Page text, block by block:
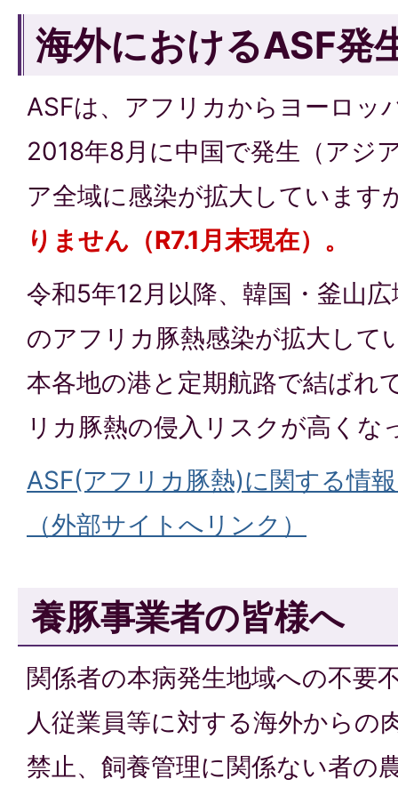
海外におけるASF発
ASFは、アフリカからヨーロッ
2018年8月に中国で発生（アジ
ア全域に感染が拡大しています
りません（R7.1月末現在）。
令和5年12月以降、韓国・釜山
のアフリカ豚熱感染が拡大して
本各地の港と定期航路で結ばれ
リカ豚熱の侵入リスクが高くな
ASF(アフリカ豚熱)に関する情
（外部サイトへリンク）
養豚事業者の皆様へ
関係者の本病発生地域への不要
人従業員等に対する海外からの
禁止、飼養管理に関係ない者の